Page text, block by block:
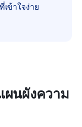
ข้าใจง่าย
นผังความ